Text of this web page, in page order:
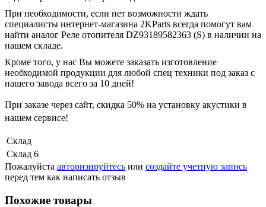
При необходимости, если нет возможности ждать
специалисты интернет-магазина 2KParts всегда помогут вам
найти аналог Реле отопителя DZ93189582363 (S) в наличии на
нашем складе.
Кроме того, у нас Вы можете заказать изготовление
необходимой продукции для любой спец техники под заказ с
нашего завода всего за 10 дней!
При заказе через сайт, скидка 50% на установку акустики в
нашем сервисе!
Склад
Склад 6
Пожалуйста авторизируйтесь или создайте учетную запись
перед тем как написать отзыв
Похожие товары